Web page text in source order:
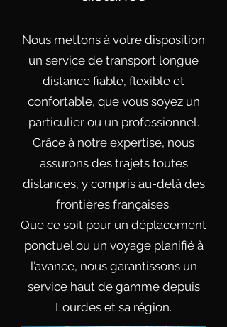
Nous mettons à votre disposition
un service de transport longue
distance fiable, flexible et
confortable, que vous soyez un
particulier ou un professionnel.
Grâce à notre expertise, nous
assurons des trajets toutes
distances, y compris au-delà des
frontières françaises.
Que ce soit pour un déplacement
ponctuel ou un voyage planifié à
l’avance, nous garantissons un
service haut de gamme depuis
Lourdes et sa région.